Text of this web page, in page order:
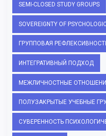
SEMI-CLOSED STUDY GROUPS
SOVEREIGNTY OF
ГРУППОВАЯ
ИНТЕГРАТИВНЫЙ ПОДХОД
МЕЖЛИЧНОСТНЫЕ
ПОЛУЗАКРЫТЫЕ УЧЕБНЫЕ
СУВЕРЕННОСТЬ